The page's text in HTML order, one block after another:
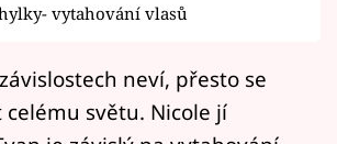
vytahování vlasů
neví, přesto se
světu. Nicole jí